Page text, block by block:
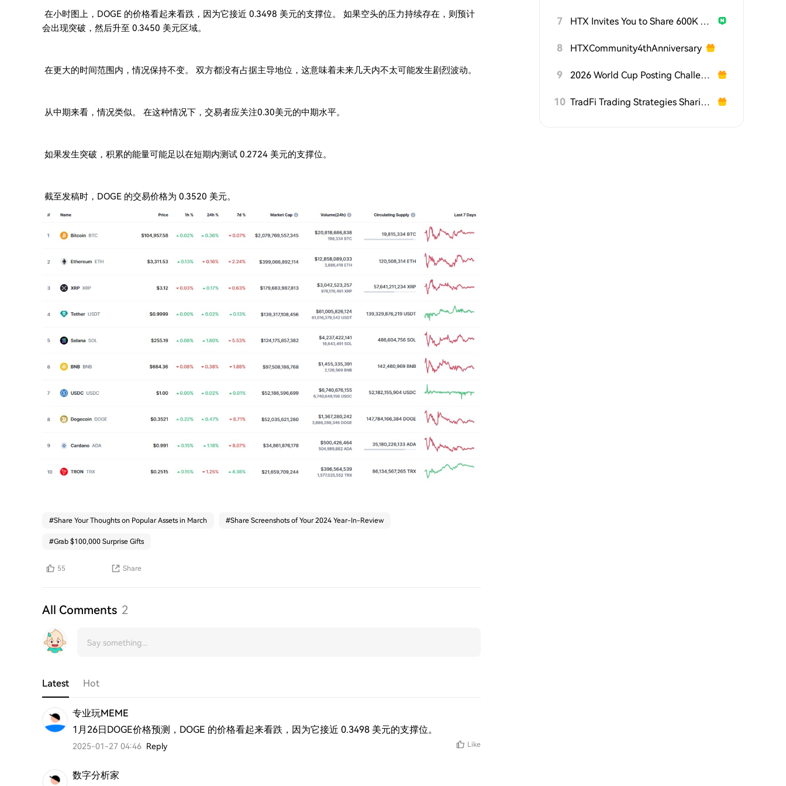
在小时图上，DOGE 的价格看起来看跌，因为它接近 0.3498 美元的支撑位。 如果空头的压力持续存在，则预计
会出现突破，然后升至 0.3450 美元区域。
在更大的时间范围内，情况保持不变。 双方都没有占据主导地位，这意味着未来几天内不太可能发生剧烈波动。
从中期来看，情况类似。 在这种情况下，交易者应关注0.30美元的中期水平。
如果发生突破，积累的能量可能足以在短期内测试 0.2724 美元的支撑位。
截至发稿时，DOGE 的交易价格为 0.3520 美元。
#Share Your Thoughts on Popular Assets in March #Share Screenshots of Your 2024 Year-In-Review
#Grab $100,000 Surprise Gifts
55 Share
All Comments 2
Latest Hot
专业玩MEME
1月26日DOGE价格预测，DOGE 的价格看起来看跌，因为它接近 0.3498 美元的支撑位。
2025-01-27 04:46 Reply Like
数字分析家
7 HTX Invites You to Share 600K USDT in Gift Packs
8 HTXCommunity4thAnniversary
9 2026 World Cup Posting Challenge on HTX Square
10 TradFi Trading Strategies Sharing Challenge